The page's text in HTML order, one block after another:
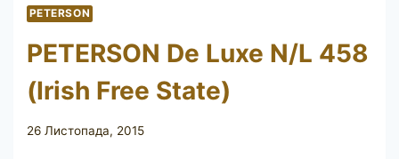
PETERSON
PETERSON De Luxe N/L 458
(Irish Free State)
26 Листопада, 2015